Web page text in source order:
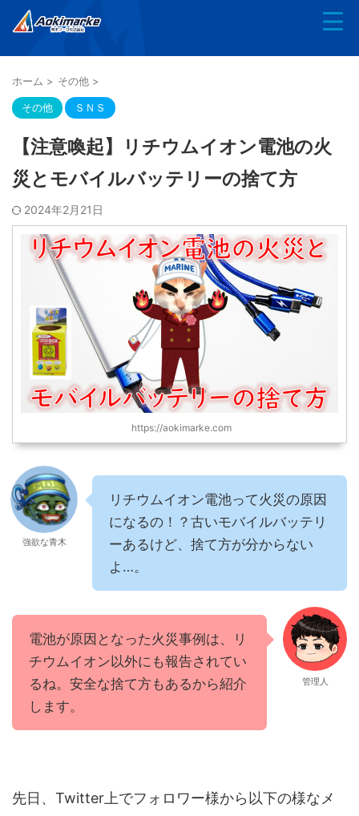
ホーム > その他 >
その他 ＳＮＳ
【注意喚起】リチウムイオン電池の火
災とモバイルバッテリーの捨て方
2024年2月21日
https://aokimarke.com
強欲な青木
リチウムイオン電池って火災の原因
になるの！？古いモバイルバッテリ
ーあるけど、捨て方が分からない
よ…。
電池が原因となった火災事例は、リ
チウムイオン以外にも報告されてい
るね。安全な捨て方もあるから紹介
します。
管理人
先日、Twitter上でフォロワー様から以下の様なメ